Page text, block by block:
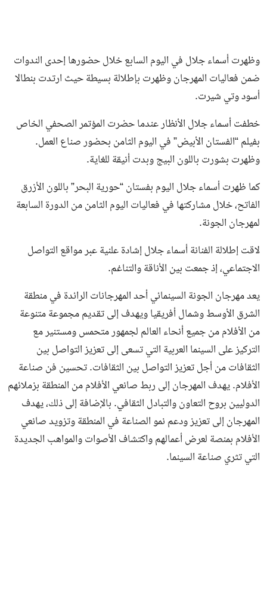
وظهرت أسماء جلال في اليوم السابع خلال حضورها إحدى الندوات
ضمن فعاليات المهرجان وظهرت بإطلالة بسيطة حيث ارتدت بنطالا
أسود وتي شيرت.
خطفت أسماء جلال الأنظار عندما حضرت المؤتمر الصحفي الخاص
بفيلم “الفستان الأبيض” في اليوم الثامن بحضور صناع العمل.
وظهرت بشورت باللون البيج وبدت أنيقة للغاية.
كما ظهرت أسماء جلال اليوم بفستان “حورية البحر” باللون الأزرق
الفاتح، خلال مشاركتها في فعاليات اليوم الثامن من الدورة السابعة
لمهرجان الجونة.
لاقت إطلالة الفنانة أسماء جلال إشادة علنية عبر مواقع التواصل
الاجتماعي، إذ جمعت بين الأناقة والتناغم.
يعد مهرجان الجونة السينمائي أحد المهرجانات الرائدة في منطقة
الشرق الأوسط وشمال أفريقيا ويهدف إلى تقديم مجموعة متنوعة
من الأفلام من جميع أنحاء العالم لجمهور متحمس ومستنير مع
التركيز على السينما العربية التي تسعى إلى تعزيز التواصل بين
الثقافات من أجل تعزيز التواصل بين الثقافات. تحسين فن صناعة
الأفلام. يهدف المهرجان إلى ربط صانعي الأفلام من المنطقة بزملائهم
الدوليين بروح التعاون والتبادل الثقافي. بالإضافة إلى ذلك، يهدف
المهرجان إلى تعزيز ودعم نمو الصناعة في المنطقة وتزويد صانعي
الأفلام بمنصة لعرض أعمالهم واكتشاف الأصوات والمواهب الجديدة
التي تثري صناعة السينما.